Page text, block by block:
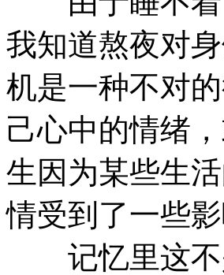
我知道熬夜对
机是一种不对
己心中的情绪
生因为某些生
情受到了一些影
记忆里这不